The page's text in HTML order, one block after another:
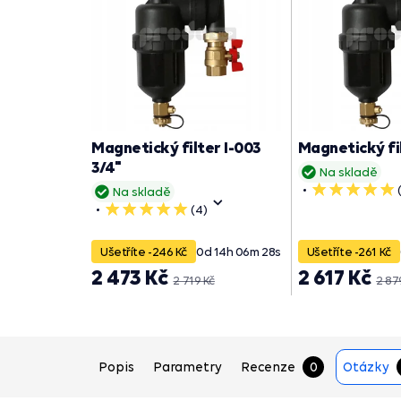
Na skladě
5
(4)
Magnetický filter I-003
3/4"
Ušetříte -246 Kč 0d14h06m 27s
2 719 Kč
2 473 Kč
Na skladě
5
Magnetický
Ušetříte -261 Kč
2
2 617 Kč
Popis Parametry Recenze 0 Otázky